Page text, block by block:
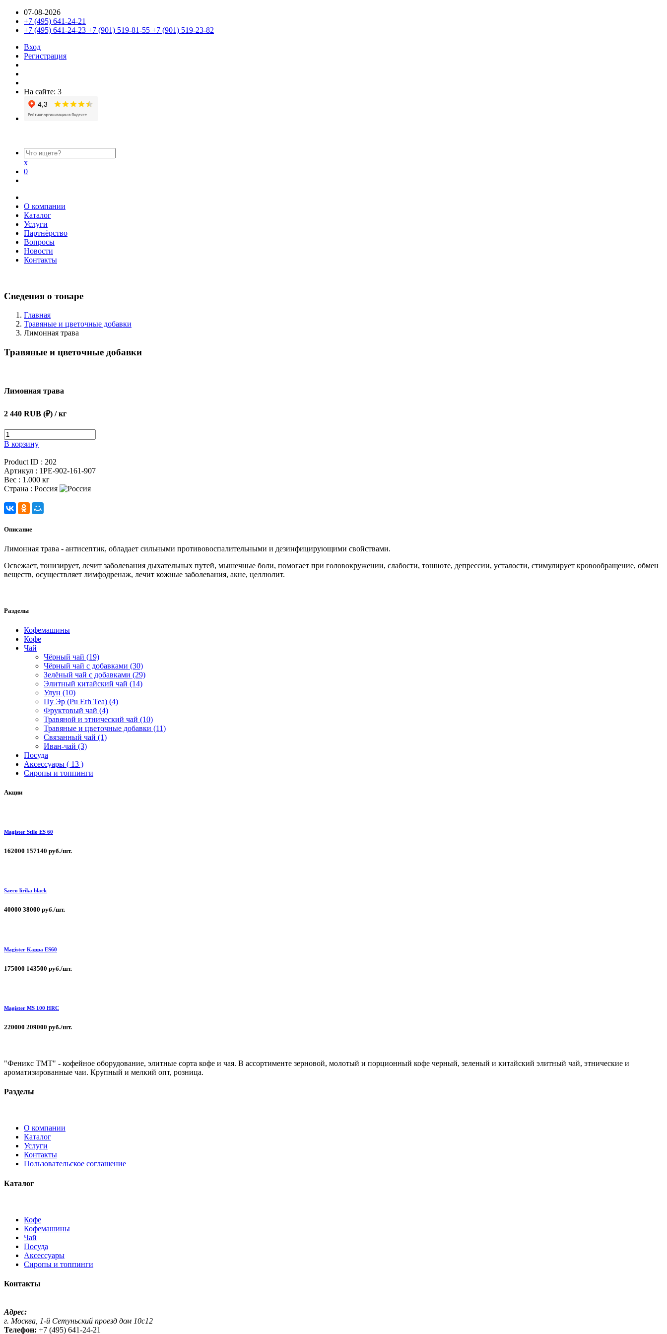
07-08-2026
+7 (495) 641-24-21
+7 (495) 641-24-23 +7 (901) 519-81-55 +7 (901) 519-23-82
Вход
Регистрация
На сайте: 3
x
0
О компании
Каталог
Услуги
Партнёрство
Вопросы
Новости
Контакты
Сведения о товаре
Главная
Травяные и цветочные добавки
Лимонная трава
Травяные и цветочные добавки
Лимонная трава
2 440 RUB (₽) / кг
В корзину
Product ID : 202
Артикул : 1PE-902-161-907
Вес : 1.000 кг
Страна : Россия
Описание
Лимонная трава - антисептик, обладает сильными противовоспалительными и дезинфицирующими свойствами.
Освежает, тонизирует, лечит заболевания дыхательных путей, мышечные боли, помогает при головокружении, слабости, тошноте, депрессии, усталости, стимулирует кровообращение, обмен
веществ, осуществляет лимфодренаж, лечит кожные заболевания, акне, целлюлит.
Разделы
Кофемашины
Кофе
Чай
Чёрный чай (19)
Чёрный чай с добавками (30)
Зелёный чай с добавками (29)
Элитный китайский чай (14)
Улун (10)
Пу Эр (Pu Erh Tea) (4)
Фруктовый чай (4)
Травяной и этнический чай (10)
Травяные и цветочные добавки (11)
Связанный чай (1)
Иван-чай (3)
Посуда
Аксессуары ( 13 )
Сиропы и топпинги
Акции
Magister Stilo ES 60
162000 157140 руб./шт.
Saeco lirika black
40000 38000 руб./шт.
Magister Kappa ЕS60
175000 143500 руб./шт.
Magister MS 100 HRC
220000 209000 руб./шт.
"Феникс ТМТ" - кофейное оборудование, элитные сорта кофе и чая. В ассортименте зерновой, молотый и порционный кофе черный, зеленый и китайский элитный чай, этнические и
ароматизированные чаи. Крупный и мелкий опт, розница.
Разделы
О компании
Каталог
Услуги
Контакты
Пользовательское соглашение
Каталог
Кофе
Кофемашины
Чай
Посуда
Аксессуары
Сиропы и топпинги
Контакты
Адрес:
г. Москва, 1-й Сетуньский проезд дом 10с12
Телефон: +7 (495) 641-24-21